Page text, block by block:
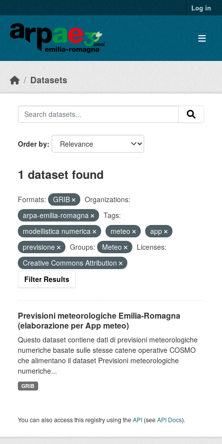
Log in
Datasets
Order by
1 dataset found
Formats: GRIB
Organizations:
arpa-emilia-romagna
Tags:
modellistica numerica
meteo
app
previsione
Groups: Meteo
Licenses:
Creative Commons Attribution
Filter Results
Previsioni meteorologiche Emilia-Romagna
(elaborazione per App meteo)
Questo dataset contiene dati di previsioni meteorologiche
numeriche basate sulle stesse catene operative COSMO
che alimentano il dataset Previsioni meteorologiche
numeriche...
GRIB
You can also access this registry using theAPI (seeAPI Docs).